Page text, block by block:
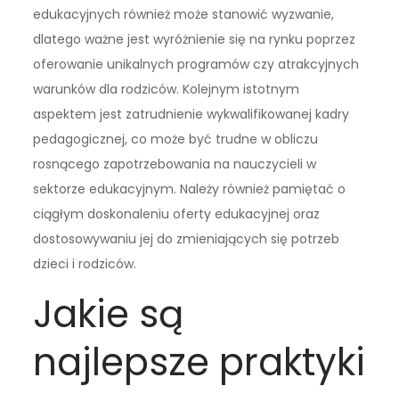
edukacyjnych również może stanowić wyzwanie,
dlatego ważne jest wyróżnienie się na rynku poprzez
oferowanie unikalnych programów czy atrakcyjnych
warunków dla rodziców. Kolejnym istotnym
aspektem jest zatrudnienie wykwalifikowanej kadry
pedagogicznej, co może być trudne w obliczu
rosnącego zapotrzebowania na nauczycieli w
sektorze edukacyjnym. Należy również pamiętać o
ciągłym doskonaleniu oferty edukacyjnej oraz
dostosowywaniu jej do zmieniających się potrzeb
dzieci i rodziców.
Jakie są
najlepsze praktyki